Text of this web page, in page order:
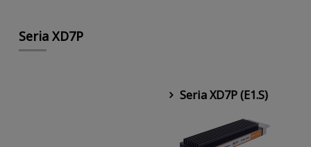
Seria XD7P
Seria XD7P (E1.S)